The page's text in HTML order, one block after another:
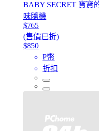
BABY SECRET 寶寶
味隨機
$765
(售價已折)
$850
P幣
折扣